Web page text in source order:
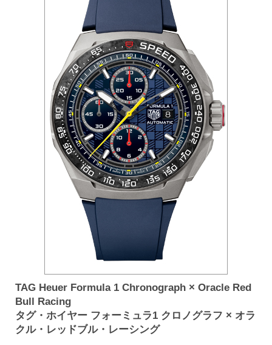
TAG Heuer Formula 1 Chronograph × Oracle Red
Bull Racing
タグ・ホイヤー フォーミュラ1 クロノグラフ × オラ
クル・レッドブル・レーシング